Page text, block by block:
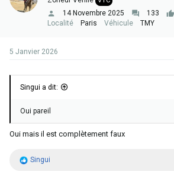
14 Novembre 2025 133
Localité
Paris Véhicule TMY
5 Janvier 2026
Singui a dit:
Oui pareil
Oui mais il est complètement faux
R
Singui